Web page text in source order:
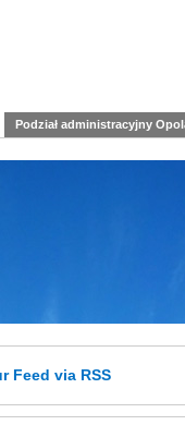
Podział administracyjny
Feed via RSS